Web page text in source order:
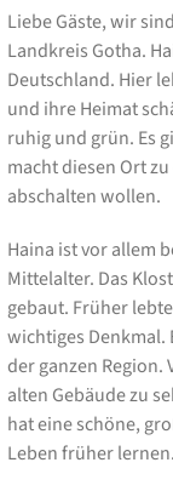
Liebe Gäste, wir
Landkreis Gotha.
Deutschland. Hier
und ihre Heimat
ruhig und grün. Es
macht diesen Ort
abschalten wollen.
Haina ist vor allem
Mittelalter. Das
gebaut. Früher
wichtiges Denkmal.
der ganzen Region.
alten Gebäude zu
hat eine schöne,
Leben früher lernen.